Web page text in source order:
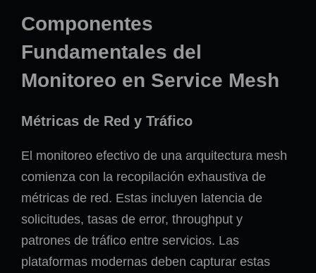
Componentes
Fundamentales del
Monitoreo en Service Mesh
Métricas de Red y Tráfico
El monitoreo efectivo de una arquitectura mesh
comienza con la recopilación exhaustiva de
métricas de red. Estas incluyen latencia de
solicitudes, tasas de error, throughput y
patrones de tráfico entre servicios. Las
plataformas modernas deben capturar estas